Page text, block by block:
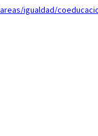
igualdad/